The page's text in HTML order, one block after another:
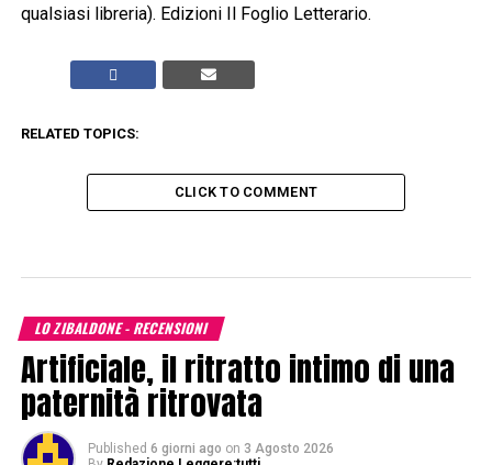
qualsiasi libreria). Edizioni Il Foglio Letterario.
RELATED TOPICS:
CLICK TO COMMENT
LO ZIBALDONE - RECENSIONI
Artificiale, il ritratto intimo di una
paternità ritrovata
Published 6 giorni ago on 3 Agosto 2026